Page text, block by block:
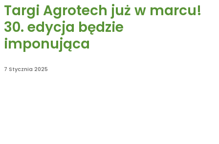
Targi Agrotech już w marcu!
30. edycja będzie
imponująca
7 Stycznia 2025